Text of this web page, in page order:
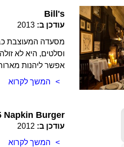
Bill's
עודכן ב: 2013
מסעדה המעוצבת
אפשר ליהנות מארוחה בת 3 מנות ולשלם
המשך לקרוא
Napkin Burger
עודכן ב: 2012
המשך לקרוא